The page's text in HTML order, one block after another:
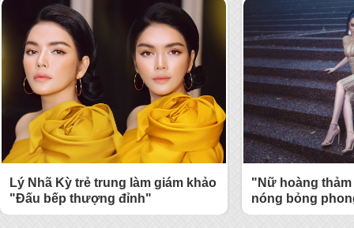
Lý Nhã Kỳ trẻ trung làm giám khảo
"Đấu bếp thượng đỉnh"
"Nữ hoàng
nóng bỏng